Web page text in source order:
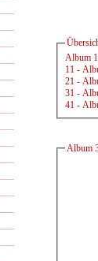
Album 1
11 -
21 -
31 -
41 -
Album